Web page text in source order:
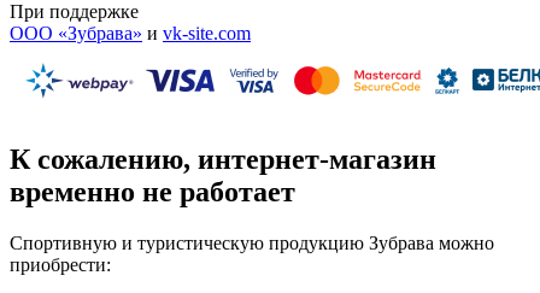
При поддержке
ООО «Зубрава» и vk-site.com
К сожалению, интернет-магазин
временно не работает
Спортивную и туристическую продукцию Зубрава можно
приобрести: